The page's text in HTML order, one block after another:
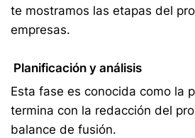
te mostramos las etapas del
empresas.
Planificación y análisis
Esta fase es conocida como la
termina con la redacción del
balance de fusión.